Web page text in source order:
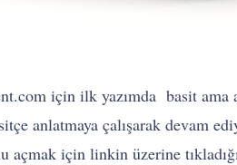
için ilk yazımda basit
anlatmaya çalışarak devam
için linkin üzerine